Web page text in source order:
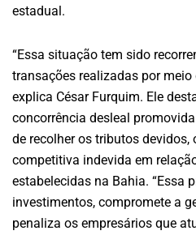
estadual.
“Essa situação tem sido
transações realizadas por meio
explica César Furquim. Ele
concorrência desleal
de recolher os tributos devidos,
competitiva indevida em
estabelecidas na Bahia. “Essa
investimentos, compromete a
penaliza os empresários que